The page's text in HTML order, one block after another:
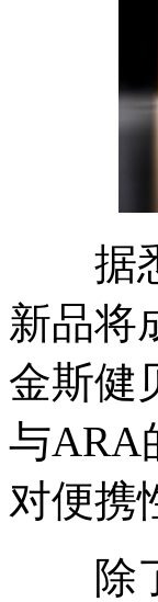
据悉
新品将
金斯健
与ARA
对便携
除了